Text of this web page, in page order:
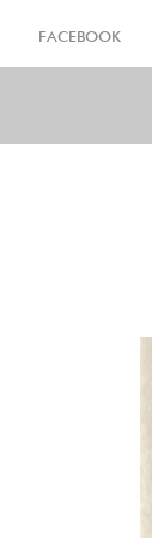
FACEBOOK